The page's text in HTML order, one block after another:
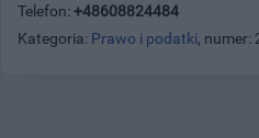
Telefon: +48608824484
Kategoria: Prawo i podatki, numer: